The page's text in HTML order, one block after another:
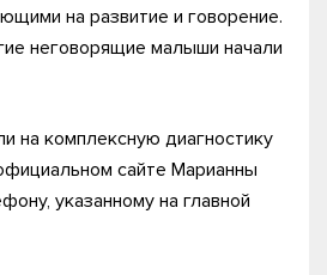
на развитие и говорение.
неговорящие малыши начали
на комплексную диагностику
сайте Марианны
указанному на главной